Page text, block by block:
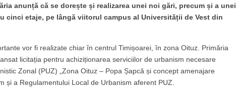
anunță că se dorește și realizarea unei noi gări, precum și a unei
cinci etaje, pe lângă viitorul campus al Universității de Vest din
vor fi realizate chiar în centrul Timișoarei, în zona Oituz. Primăria
licitația pentru achiziționarea serviciilor de urbanism necesare
Zonal (PUZ) „Zona Oituz – Popa Șapcă și concept amenajare
și a Regulamentului Local de Urbanism aferent PUZ.